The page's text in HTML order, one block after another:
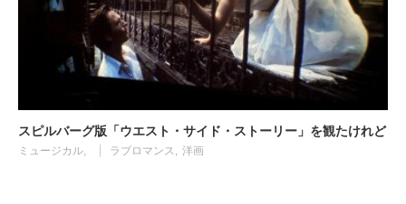
スピルバーグ版「ウエスト・サイド・ストーリー」を観たけれど
ミュージカル ラブロマンス 洋画